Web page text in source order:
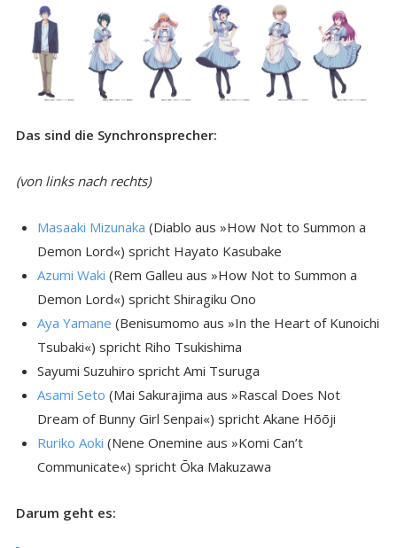
Das sind die Synchronsprecher:
(von links nach rechts)
Masaaki Mizunaka (Diablo aus »How Not to Summon a
Demon Lord«) spricht Hayato Kasubake
Azumi Waki (Rem Galleu aus »How Not to Summon a
Demon Lord«) spricht Shiragiku Ono
Aya Yamane (Benisumomo aus »In the Heart of Kunoichi
Tsubaki«) spricht Riho Tsukishima
Sayumi Suzuhiro spricht Ami Tsuruga
Asami Seto (Mai Sakurajima aus »Rascal Does Not
Dream of Bunny Girl Senpai«) spricht Akane Hōōji
Ruriko Aoki (Nene Onemine aus »Komi Can’t
Communicate«) spricht Ōka Makuzawa
Darum geht es: